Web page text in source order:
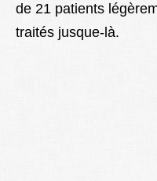
de 21 patients
traités jusque-là.